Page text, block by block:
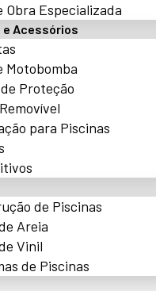
Obra Especializada
Acessórios
Motobomba
Proteção
para Piscinas
de Piscinas
Areia
Vinil
de Piscinas